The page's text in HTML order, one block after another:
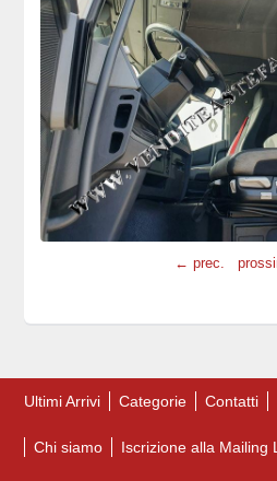
← prec.
Ultimi Arrivi Categorie Contatti
Chi siamo Iscrizione alla Mailing